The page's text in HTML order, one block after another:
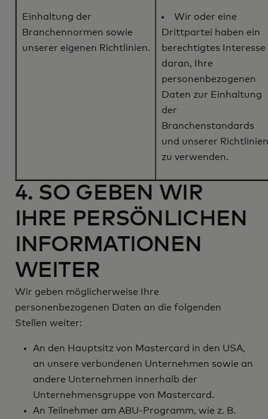
Einhaltung der
Branchennormen sowie
unserer eigenen Richtlinien.
Wir oder eine
Drittpartei haben ein
berechtigtes Interesse
daran, Ihre
personenbezogenen
Daten zur Einhaltung
der
Branchenstandards
und unserer Richtlinien
zu verwenden.
4. SO GEBEN WIR
IHRE PERSÖNLICHEN
INFORMATIONEN
WEITER
Wir geben möglicherweise Ihre
personenbezogenen Daten an die folgenden
Stellen weiter:
An den Hauptsitz von Mastercard in den USA,
an unsere verbundenen Unternehmen sowie an
andere Unternehmen innerhalb der
Unternehmensgruppe von Mastercard.
An Teilnehmer am ABU-Programm, wie z. B.